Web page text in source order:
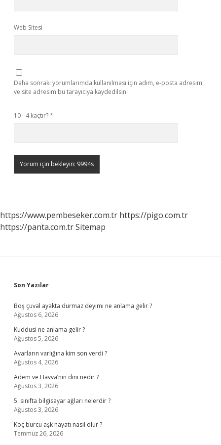
Web Sitesi
Daha sonraki yorumlarımda kullanılması için adım, e-posta adresim
ve site adresim bu tarayıcıya kaydedilsin.
10 - 4 kaçtır?*
https://www.pembeseker.com.tr https://pigo.com.tr
https://panta.com.trSitemap
Sidebar
Son Yazılar
Boş çuval ayakta durmaz deyimi ne anlama gelir ?
Ağustos 6, 2026
Kuddusi ne anlama gelir ?
Ağustos 5, 2026
Avarların varlığına kim son verdi ?
Ağustos 4, 2026
Adem ve Havva’nın dini nedir ?
Ağustos 3, 2026
5. sınıfta bilgisayar ağları nelerdir ?
Ağustos 3, 2026
Koç burcu aşk hayatı nasıl olur ?
Temmuz 26, 2026